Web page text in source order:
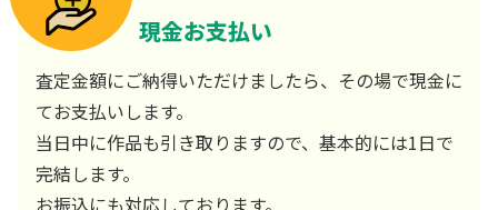
現金お支払い
査定金額にご納得いただけましたら、その場で現金に
てお支払いします。
当日中に作品も引き取りますので、基本的には1日で
完結します。